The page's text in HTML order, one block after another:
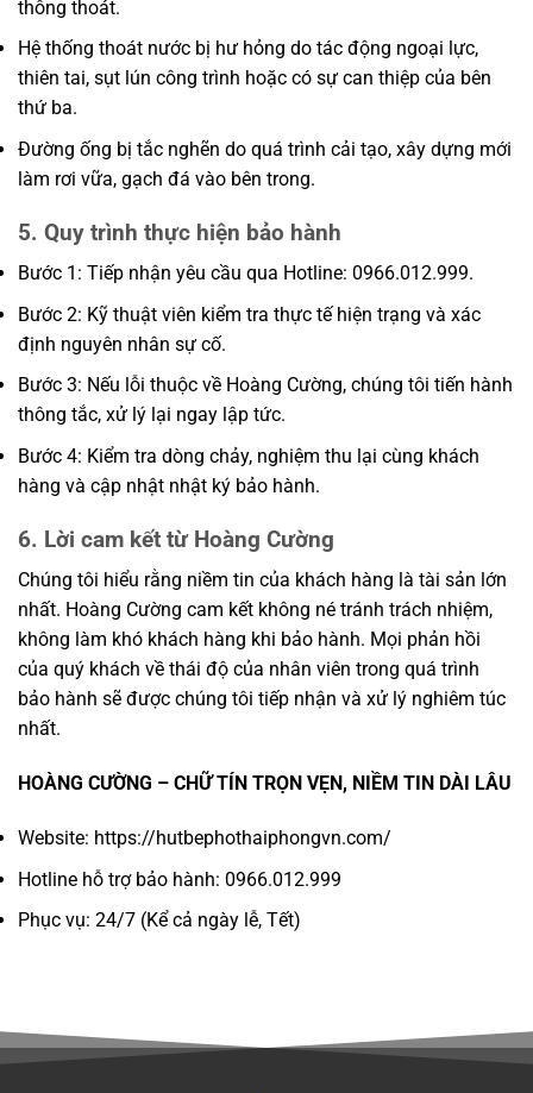
thông thoát.
Hệ thống thoát nước bị hư hỏng do tác động ngoại lực,
thiên tai, sụt lún công trình hoặc có sự can thiệp của bên
thứ ba.
Đường ống bị tắc nghẽn do quá trình cải tạo, xây dựng mới
làm rơi vữa, gạch đá vào bên trong.
5. Quy trình thực hiện bảo hành
Bước 1: Tiếp nhận yêu cầu qua Hotline: 0966.012.999.
Bước 2: Kỹ thuật viên kiểm tra thực tế hiện trạng và xác
định nguyên nhân sự cố.
Bước 3: Nếu lỗi thuộc về Hoàng Cường, chúng tôi tiến hành
thông tắc, xử lý lại ngay lập tức.
Bước 4: Kiểm tra dòng chảy, nghiệm thu lại cùng khách
hàng và cập nhật nhật ký bảo hành.
6. Lời cam kết từ Hoàng Cường
Chúng tôi hiểu rằng niềm tin của khách hàng là tài sản lớn
nhất. Hoàng Cường cam kết không né tránh trách nhiệm,
không làm khó khách hàng khi bảo hành. Mọi phản hồi
của quý khách về thái độ của nhân viên trong quá trình
bảo hành sẽ được chúng tôi tiếp nhận và xử lý nghiêm túc
nhất.
HOÀNG CƯỜNG – CHỮ TÍN TRỌN VẸN, NIỀM TIN DÀI LÂU
Website: https://hutbephothaiphongvn.com/
Hotline hỗ trợ bảo hành: 0966.012.999
Phục vụ: 24/7 (Kể cả ngày lễ, Tết)